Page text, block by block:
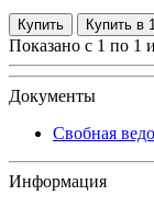
Купить Купить в
Показано с 1 по 1
Документы
Свобная
Информация